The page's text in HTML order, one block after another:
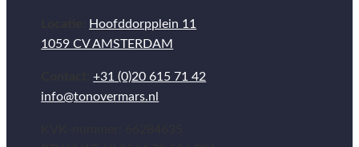
Hoofddorpplein 11
1059 CV AMSTERDAM
+31 (0)20 615 71 42
info@tonovermars.nl